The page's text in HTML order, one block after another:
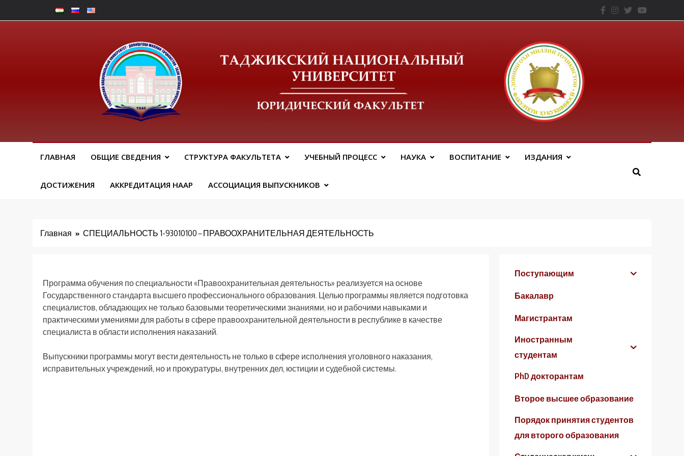
к
Юридический Факальтет – ТНУ
ГЛАВНАЯ ОБЩИЕ СВЕДЕНИЯ СТРУКТУРА ФАКУЛЬТЕТА УЧЕБНЫЙ ПРОЦЕСС НАУКА ВОСПИТАНИЕ ИЗДАНИЯ
ДОСТИЖЕНИЯ АККРЕДИТАЦИЯ НААР АССОЦИАЦИЯ ВЫПУСКНИКОВ
Главная СПЕЦИАЛЬНОСТЬ 1-93010100 – ПРАВООХРАНИТЕЛЬНАЯ ДЕЯТЕЛЬНОСТЬ
Программа обучения по специальности «Правоохранительная деятельность» реализуется на основе
Государственного стандарта высшего профессионального образования. Целью программы является подготовка
специалистов, обладающих не только базовыми теоретическими знаниями, но и рабочими навыками и
практическими умениями для работы в сфере правоохранительной деятельности в республике в качестве
специалиста в области исполнения наказаний.
Выпускники программы могут вести деятельность не только в сфере исполнения уголовного наказания,
исправительных учреждений, но и прокуратуры, внутренних дел, юстиции и судебной системы.
Поступающим
Бакалавр
Магистрантам
Иностранным
студентам
PhD докторантам
Второе высшее образование
Порядок принятия студентов
для второго образования